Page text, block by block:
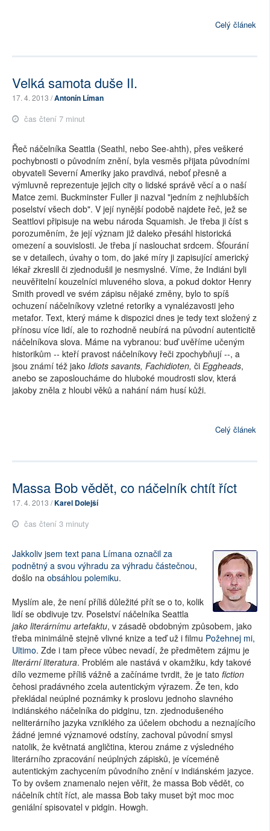
Celý článek
Velká samota duše II.
17. 4. 2013 /Antonín Líman
čas čtení 7 minut
Řeč náčelníka Seattla (Seathl, nebo See-ahth), přes veškeré
pochybnosti o původním znění, byla vesměs přijata původními
obyvateli Severní Ameriky jako pravdivá, neboť přesně a
výmluvně reprezentuje jejich city o lidské správě věcí a o naší
Matce zemi. Buckminster Fuller ji nazval "jedním z nejhlubších
poselství všech dob". V její nynější podobě najdete řeč, jež se
Seattlovi připisuje na webu národa Squamish. Je třeba ji číst s
porozuměním, že její význam již daleko přesáhl historická
omezení a souvislosti. Je třeba jí naslouchat srdcem. Šťourání
se v detailech, úvahy o tom, do jaké míry ji zapisující americký
lékař zkreslil či zjednodušil je nesmyslné. Víme, že Indiáni byli
neuvěřitelní kouzelníci mluveného slova, a pokud doktor Henry
Smith provedl ve svém zápisu nějaké změny, bylo to spíš
ochuzení náčelníkovy vzletné retoriky a vynalézavosti jeho
metafor. Text, který máme k dispozici dnes je tedy text složený z
přínosu více lidí, ale to rozhodně neubírá na původní autenticitě
náčelníkova slova. Máme na vybranou: buď uvěříme učeným
historikům -- kteří pravost náčelníkovy řeči zpochybňují --, a
jsou známí též jako Idiots savants, Fachidioten, či Eggheads,
anebo se zaposloucháme do hluboké moudrosti slov, která
jakoby zněla z hloubi věků a nahání nám husí kůži.
Celý článek
Massa Bob vědět, co náčelník chtít říct
17. 4. 2013 /Karel Dolejší
čas čtení 3 minuty
Jakkoliv jsem text pana Límana označil za
podnětný a svou výhradu za výhradu částečnou,
došlo na obsáhlou polemiku.
Myslím ale, že není příliš důležité přít se o to, kolik
lidí se obdivuje tzv. Poselství náčelníka Seattla
jako literárnímu artefaktu, v zásadě obdobným způsobem, jako
třeba minimálně stejně vlivné knize a teď už i filmu Požehnej mi,
Ultimo. Zde i tam přece vůbec nevadí, že předmětem zájmu je
literární literatura. Problém ale nastává v okamžiku, kdy takové
dílo vezmeme příliš vážně a začínáme tvrdit, že je tato fiction
čehosi pradávného zcela autentickým výrazem. Že ten, kdo
překládal neúplné poznámky k proslovu jednoho slavného
indiánského náčelníka do pidginu, tzn. zjednodušeného
neliterárního jazyka vzniklého za účelem obchodu a neznajícího
žádné jemné významové odstíny, zachoval původní smysl
natolik, že květnatá angličtina, kterou známe z výsledného
literárního zpracování neúplných zápisků, je víceméně
autentickým zachycením původního znění v indiánském jazyce.
To by ovšem znamenalo nejen věřit, že massa Bob vědět, co
náčelník chtít říct, ale massa Bob taky muset být moc moc
geniální spisovatel v pidgin. Howgh.